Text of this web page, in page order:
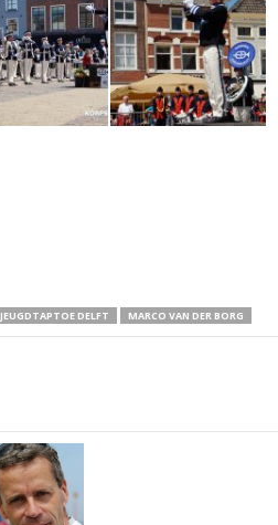
JEUGDTAPTOE DELFT MARCO VAN DER BORG